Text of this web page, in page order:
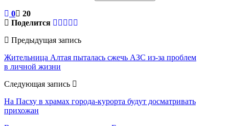
0
20
Поделится
Предыдущая запись
Жительница Алтая пыталась сжечь АЗС из-за проблем
в личной жизни
Следующая запись
На Пасху в храмах города-курорта будут досматривать
прихожан